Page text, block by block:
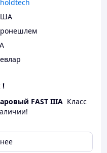
!
FAST IIIA Класс
весом, хорошей
рикошета,